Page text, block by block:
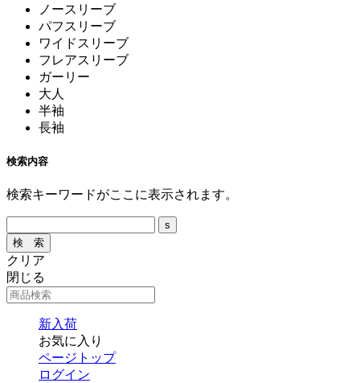
ノースリーブ
パフスリーブ
ワイドスリーブ
フレアスリーブ
ガーリー
大人
半袖
長袖
検索内容
検索キーワードがここに表示されます。
クリア
閉じる
新入荷
お気に入り
ページトップ
ログイン